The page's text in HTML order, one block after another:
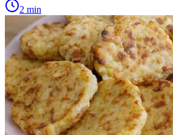
2 min